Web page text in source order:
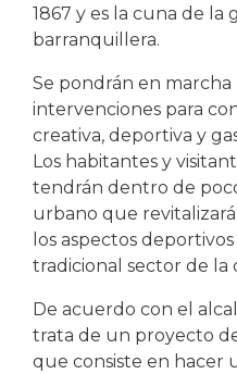
1867 y es la cuna de
barranquillera.
Se pondrán en marcha
intervenciones para
creativa, deportiva y
Los habitantes y
tendrán dentro de
urbano que
los aspectos
tradicional sector de la
De acuerdo con el
trata de un proyecto
que consiste en hacer